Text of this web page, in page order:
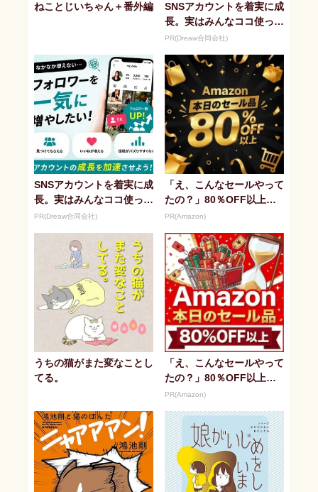
ねことじいちゃん＋番外編
SNSアカウントを着実に成
長。実はみんなココ使って
ます。
PR(Dreaw合同会社)
SNSアカウントを着実に成
長。実はみんなココ使って
ます。
PR(Dreaw合同会社)
「え、こんなセールやって
たの？」80％OFF以上が
続々登場！Amazonの本気
PR(Amazon)
うちの猫がまた変なことし
てる。
「え、こんなセールやって
たの？」80％OFF以上が
続々登場！Amazonの本気
PR(Amazon)